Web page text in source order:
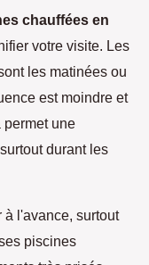
chauffées en
votre visite. Les
les matinées ou
est moindre et
permet une
durant les
à l'avance, surtout
piscines